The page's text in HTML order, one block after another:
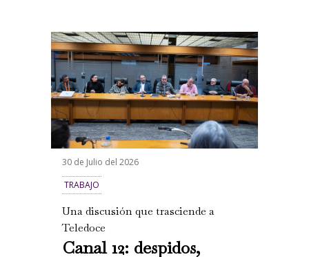
30 de Julio del 2026
TRABAJO
Una discusión que trasciende a
Teledoce
Canal 12: despidos,